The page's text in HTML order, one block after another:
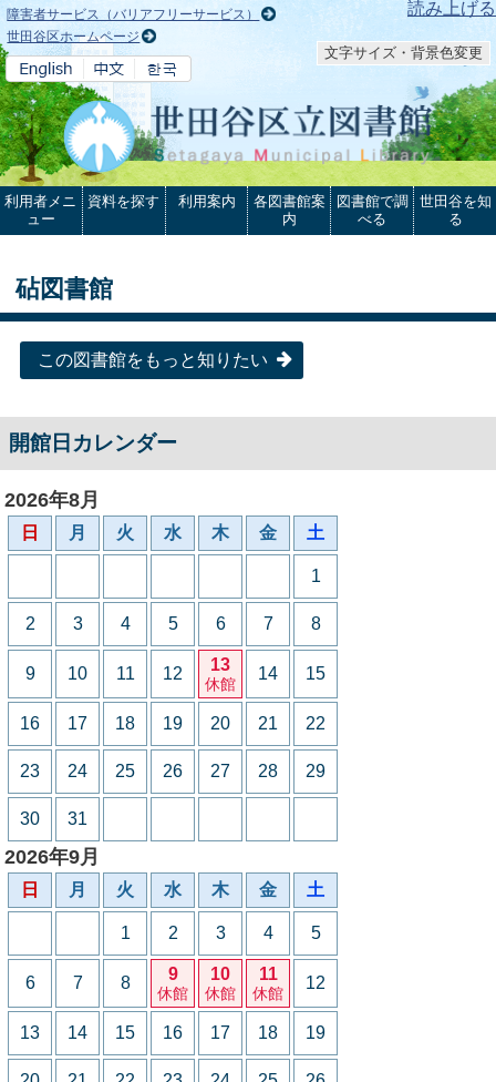
本文へ 読み上げる
障害者サービス（バリアフリーサービス）
世田谷区ホームページ
文字サイズ・背景色変更
利用者メニ
ュー
資料を探す 利用案内
各図書館案
内
図書館で調
べる
世田谷を知
る
砧図書館
この図書館をもっと知りたい
開館日カレンダー
2026年8月
日 月 火 水 木 金 土
1
2 3 4 5 6 7 8
9 10 11 12 13
休館
14 15
16 17 18 19 20 21 22
23 24 25 26 27 28 29
30 31
2026年9月
日 月 火 水 木 金 土
1 2 3 4 5
6 7 8 9
休館
10
休館
11
休館
12
13 14 15 16 17 18 19